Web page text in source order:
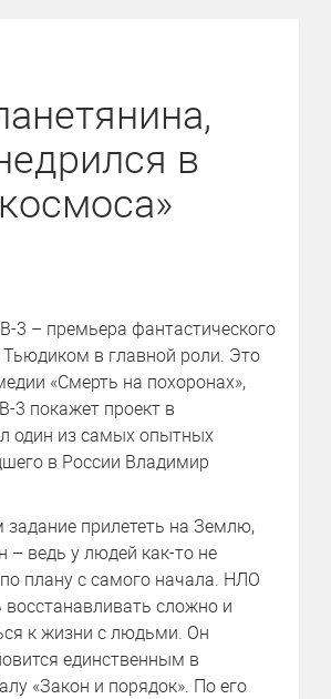
в
3 – премьера фантастического
в главной роли. Это
«Смерть на похоронах»,
3 покажет проект в
один из самых опытных
в России Владимир
прилететь на Землю,
– ведь у людей как-то не
плану с самого начала. НЛО
сложно и
к жизни с людьми. Он
единственным в
«Закон и порядок». По его